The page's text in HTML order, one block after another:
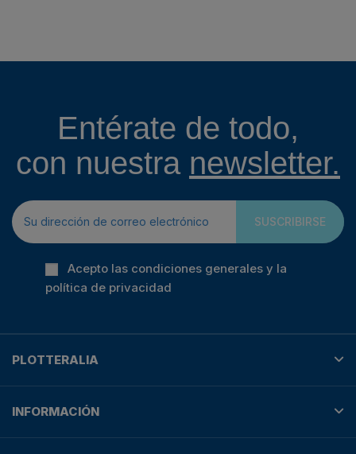
Entérate de todo,
con nuestra newsletter.
SUSCRIBIRSE
Acepto las condiciones generales y la
política de privacidad
PLOTTERALIA
INFORMACIÓN